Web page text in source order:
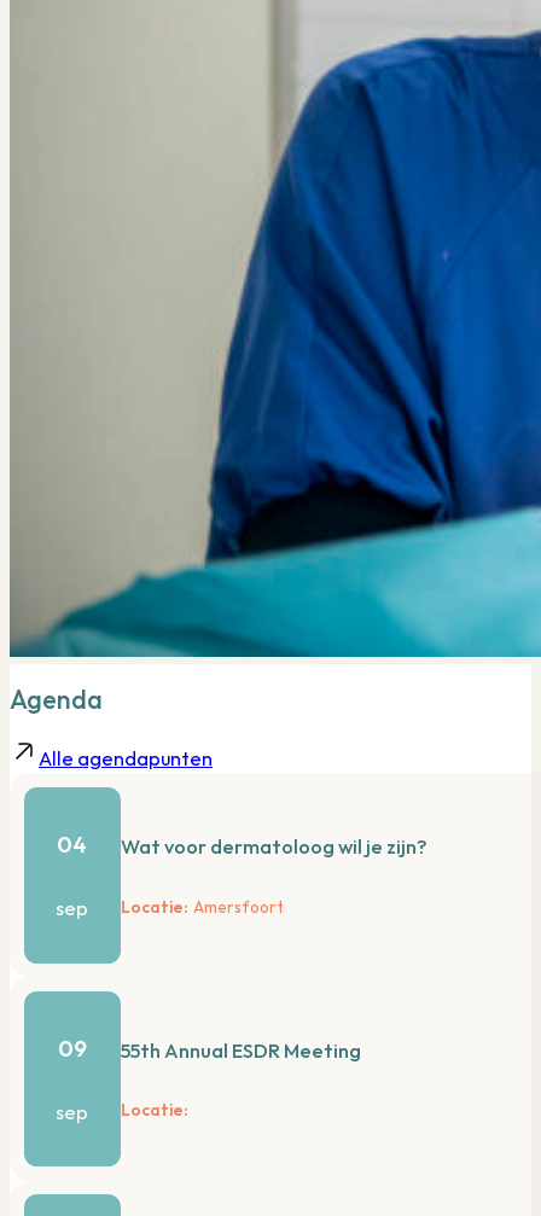
Agenda
Alle agendapunten
Wat voor dermatoloog wil je zijn?
Amersfoort
04
sep
55th Annual ESDR Meeting
09
sep